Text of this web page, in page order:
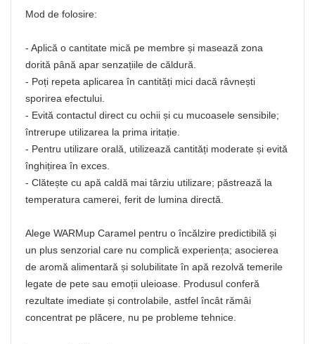
Mod de folosire:
- Aplică o cantitate mică pe membre și masează zona
dorită până apar senzațiile de căldură.
- Poți repeta aplicarea în cantități mici dacă râvnești
sporirea efectului.
- Evită contactul direct cu ochii și cu mucoasele sensibile;
întrerupe utilizarea la prima iritație.
- Pentru utilizare orală, utilizează cantități moderate și evită
înghițirea în exces.
- Clătește cu apă caldă mai târziu utilizare; păstrează la
temperatura camerei, ferit de lumina directă.
Alege WARMup Caramel pentru o încălzire predictibilă și
un plus senzorial care nu complică experiența; asocierea
de aromă alimentară și solubilitate în apă rezolvă temerile
legate de pete sau emoții uleioase. Produsul conferă
rezultate imediate și controlabile, astfel încât rămâi
concentrat pe plăcere, nu pe probleme tehnice.